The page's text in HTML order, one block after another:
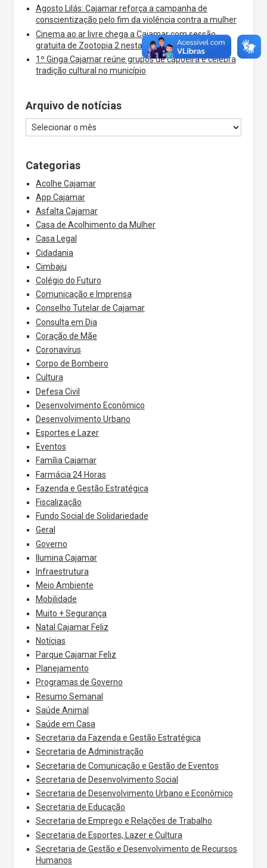
Agosto Lilás: Cajamar reforça a campanha de
conscientização pelo fim da violência contra a mulher
Cinema ao ar livre chega a Cajamar com sessão
gratuita de Zootopia 2 nesta quinta-feira
1º Ginga Cajamar reúne grupos de capoeira e celebra
tradição cultural no município
Arquivo de notícias
Categorias
Acolhe Cajamar
App Cajamar
Asfalta Cajamar
Casa de Acolhimento da Mulher
Casa Legal
Cidadania
Cimbaju
Colégio do Futuro
Comunicação e Imprensa
Conselho Tutelar de Cajamar
Consulta em Dia
Coração de Mãe
Coronavírus
Corpo de Bombeiro
Cultura
Defesa Civil
Desenvolvimento Econômico
Desenvolvimento Urbano
Esportes e Lazer
Eventos
Família Cajamar
Farmácia 24 Horas
Fazenda e Gestão Estratégica
Fiscalização
Fundo Social de Solidariedade
Geral
Governo
Ilumina Cajamar
Infraestrutura
Meio Ambiente
Mobilidade
Muito + Segurança
Natal Cajamar Feliz
Notícias
Parque Cajamar Feliz
Planejamento
Programas de Governo
Resumo Semanal
Saúde Animal
Saúde em Casa
Secretaria da Fazenda e Gestão Estratégica
Secretaria de Administração
Secretaria de Comunicação e Gestão de Eventos
Secretaria de Desenvolvimento Social
Secretaria de Desenvolvimento Urbano e Econômico
Secretaria de Educação
Secretaria de Emprego e Relações de Trabalho
Secretaria de Esportes, Lazer e Cultura
Secretaria de Gestão e Desenvolvimento de Recursos
Humanos